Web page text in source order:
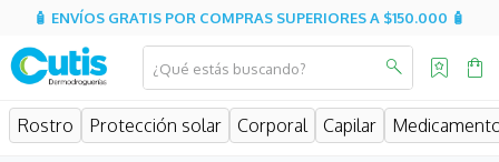
🧴 ENVÍOS GRATIS POR COMPRAS SUPERIORES A $150.000 🧴
¿Qué estás buscando?
Rostro Protección solar Corporal Capilar
MÁS BUSCADOS